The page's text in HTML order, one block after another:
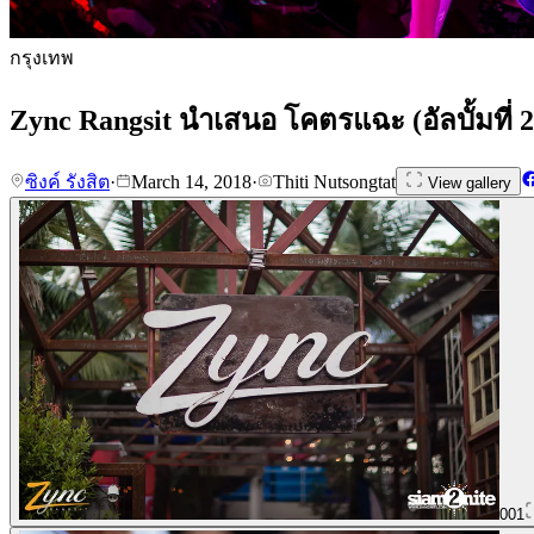
กรุงเทพ
Zync Rangsit นำเสนอ โคตรแฉะ (อัลบั้มที่
ซิงค์ รังสิต· March 14, 2018· Thiti Nutsongtat View gallery
001